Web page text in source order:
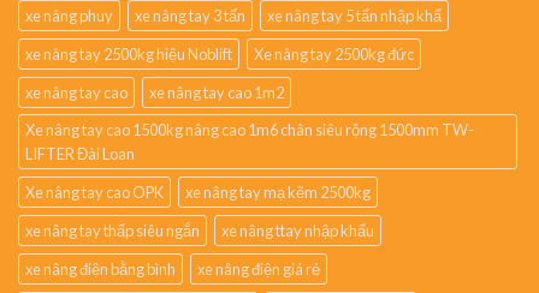
xe nâng phuy
xe nâng tay 3 tấn
xe nâng tay 5 tấn nhập khẩ
xe nâng tay 2500kg hiệu Noblift
Xe nâng tay 2500kg đức
xe nâng tay cao
xe nâng tay cao 1m2
Xe nâng tay cao 1500kg nâng cao 1m6 chân siêu rộng 1500mm TW-
LIFTER Đài Loan
Xe nâng tay cao OPK
xe nâng tay mạ kẽm 2500kg
xe nâng tay thấp siêu ngắn
xe nâng ttay nhập khẩu
xe nâng điện bằng bình
xe nâng điện giá rẻ